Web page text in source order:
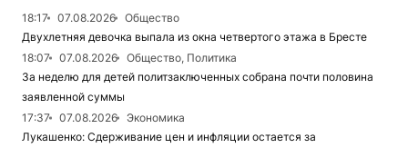
18:17 07.08.2026
Общество
Двухлетняя девочка выпала из окна четвертого этажа в Бресте
18:07
07.08.2026
Общество, Политика
За неделю для детей политзаключенных собрана почти половина
заявленной суммы
17:37
07.08.2026
Экономика
Лукашенко: Сдерживание цен и инфляции остается за